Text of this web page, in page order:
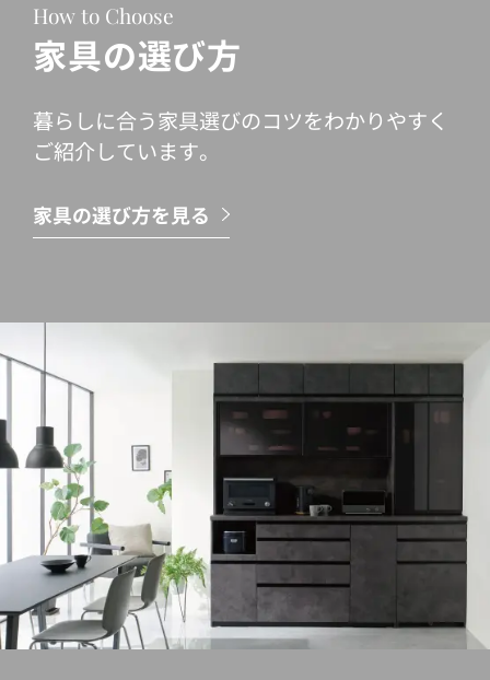
How to Choose
家具の選び方
暮らしに合う家具選びのコツをわかりやすく
ご紹介しています。
家具の選び方を見る